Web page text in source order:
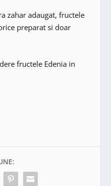
zahar adaugat, fructele
preparat si doar
fructele Edenia in